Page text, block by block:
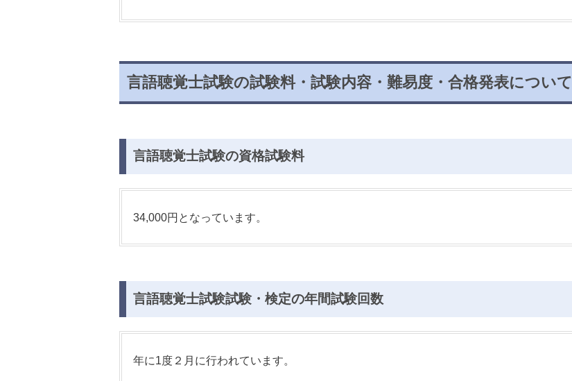
言語聴覚士試験の試験料・試験内容・難易度・合格発表について
言語聴覚士試験の資格試験料
34,000円となっています。
言語聴覚士試験試験・検定の年間試験回数
年に1度２月に行われています。